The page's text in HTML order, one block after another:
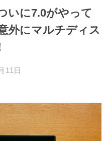
いに7.0がやって
外にマルチディス
11日